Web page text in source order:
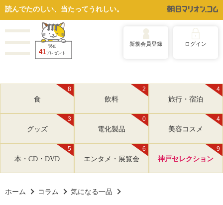
読んでたのしい、当たってうれしい。
現在
41プレゼント
新規会員登録 ログイン
8
食
2
飲料
4
旅行・宿泊
3
グッズ
0
電化製品
4
美容コスメ
5
本・CD・DVD
6
エンタメ・展覧会
9
神戸セレクション
ホーム コラム 気になる一品